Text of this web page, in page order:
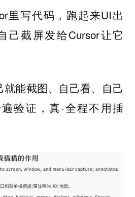
里写代码，跑起来UI出
己截屏发给Cursor让它
就能截图、自己看、自己
验证，真·全程不用插